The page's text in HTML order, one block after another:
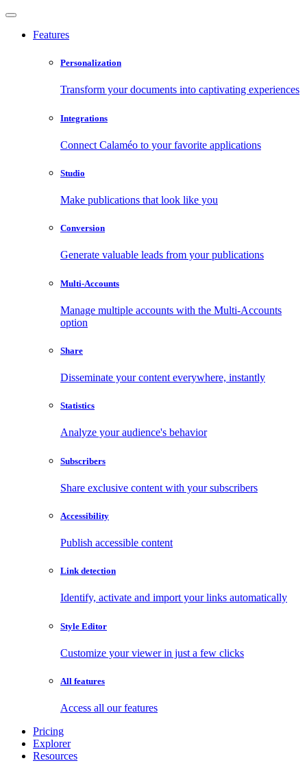
Features
Personalization
Transform your documents into captivating experiences
Integrations
Connect Calaméo to your favorite applications
Studio
Make publications that look like you
Conversion
Generate valuable leads from your publications
Multi-Accounts
Manage multiple accounts with the Multi-Accounts
option
Share
Disseminate your content everywhere, instantly
Statistics
Analyze your audience's behavior
Subscribers
Share exclusive content with your subscribers
Accessibility
Publish accessible content
Link detection
Identify, activate and import your links automatically
Style Editor
Customize your viewer in just a few clicks
All features
Access all our features
Pricing
Explorer
Resources